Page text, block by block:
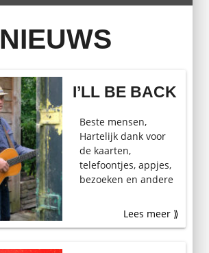
NIEUWS
I’LL BE BACK
Beste mensen,
Hartelijk dank voor
de kaarten,
telefoontjes, appjes,
bezoeken en andere
medeleven tijdens
Lees meer ⟫